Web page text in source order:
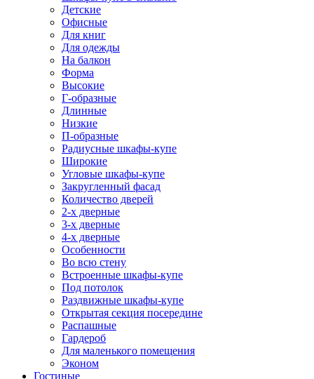
Детские
Офисные
Для книг
Для одежды
На балкон
Форма
Высокие
Г-образные
Длинные
Низкие
П-образные
Радиусные шкафы-купе
Широкие
Угловые шкафы-купе
Закругленный фасад
Количество дверей
2-х дверные
3-х дверные
4-х дверные
Особенности
Во всю стену
Встроенные шкафы-купе
Под потолок
Раздвижные шкафы-купе
Открытая секция посередине
Распашные
Гардероб
Для маленького помещения
Эконом
Гостиные